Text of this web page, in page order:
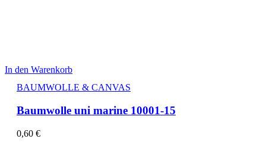
In den Warenkorb
BAUMWOLLE & CANVAS
Baumwolle uni marine 10001-15
0,60 €